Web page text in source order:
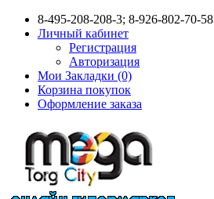
8-495-208-208-3; 8-926-802-70-58
Личный кабинет
Регистрация
Авторизация
Мои Закладки (0)
Корзина покупок
Оформление заказа